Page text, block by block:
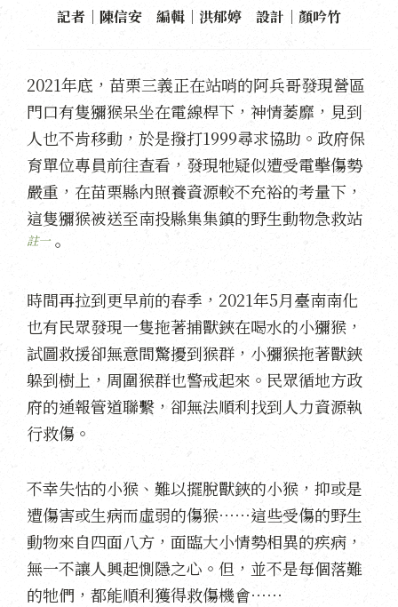
記者｜陳信安 編輯｜洪郁婷 設計｜顏吟竹
2021年底，苗栗三義正在站哨的阿兵哥發現營區
門口有隻獼猴呆坐在電線桿下，神情萎靡，見到
人也不肯移動，於是撥打1999尋求協助。政府保
育單位專員前往查看，發現牠疑似遭受電擊傷勢
嚴重，在苗栗縣內照養資源較不充裕的考量下，
這隻獼猴被送至南投縣集集鎮的野生動物急救站
註一。
時間再拉到更早前的春季，2021年5月臺南南化
也有民眾發現一隻拖著捕獸鋏在喝水的小獼猴，
試圖救援卻無意間驚擾到猴群，小獼猴拖著獸鋏
躲到樹上，周圍猴群也警戒起來。民眾循地方政
府的通報管道聯繫，卻無法順利找到人力資源執
行救傷。
不幸失怙的小猴、難以擺脫獸鋏的小猴，抑或是
遭傷害或生病而虛弱的傷猴⋯⋯這些受傷的野生
動物來自四面八方，面臨大小情勢相異的疾病，
無一不讓人興起惻隱之心。但，並不是每個落難
的牠們，都能順利獲得救傷機會⋯⋯